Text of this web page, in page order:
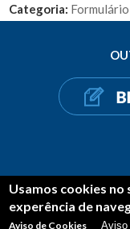
Categoria: Formulário
Usamos cookies no
experência de
Aviso de Cookies Aviso